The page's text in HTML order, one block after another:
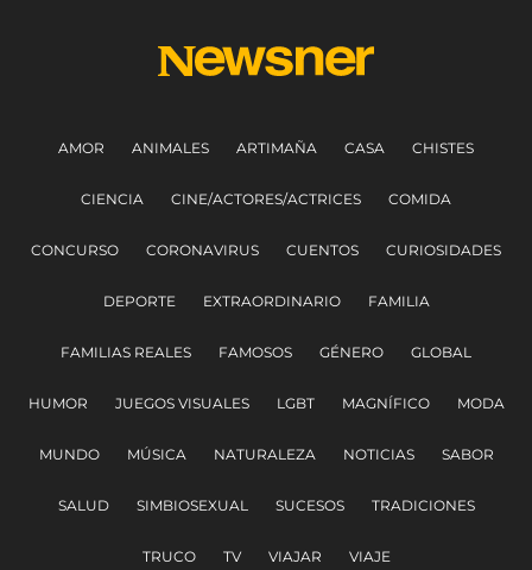
AMOR ANIMALES ARTIMAÑA CASA CHISTES
CIENCIA CINE/ACTORES/ACTRICES COMIDA
CONCURSO CORONAVIRUS CUENTOS CURIOSIDADES
DEPORTE EXTRAORDINARIO FAMILIA
FAMILIAS REALES FAMOSOS GÉNERO GLOBAL
HUMOR JUEGOS VISUALES LGBT MAGNÍFICO MODA
MUNDO MÚSICA NATURALEZA NOTICIAS SABOR
SALUD SIMBIOSEXUAL SUCESOS TRADICIONES
TRUCO TV VIAJAR VIAJE